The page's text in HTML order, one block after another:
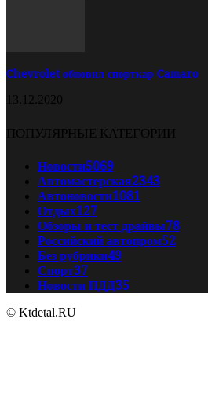
Chevrolet обновил спорткар Camaro
13.12.2020
ПОПУЛЯРНЫЕ КАТЕГОРИИ
Новости5069
Автомастерская2343
Автоновости1081
Отдых127
Обзоры и тест драйвы78
Российский автопром52
Без рубрики49
Спорт37
Новости ПДД35
© Ktdetal.RU